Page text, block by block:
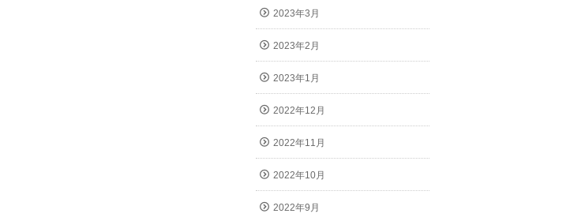
2023年3月
2023年2月
2023年1月
2022年12月
2022年11月
2022年10月
2022年9月